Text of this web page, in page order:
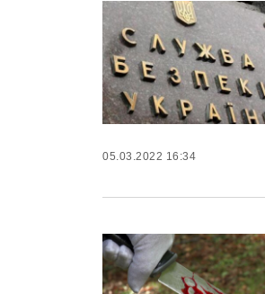
05.03.2022 16:34